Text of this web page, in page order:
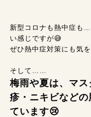
新型コロナも熱中症も
い感じですが😅
ぜひ熱中症対策にも気
そして……
梅雨や夏は、マ
疹・ニキビなどの
ています😢